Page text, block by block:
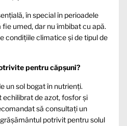
în special în perioadele
umed, dar nu îmbibat cu apă.
condițiile climatice și de tipul de
pentru căpșuni?
un sol bogat în nutrienți.
de azot, fosfor și
să consultați un
potrivit pentru solul